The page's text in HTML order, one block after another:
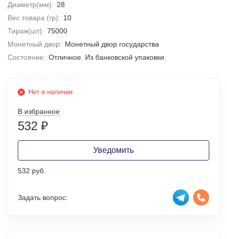
Диаметр(мм): 28
Вес товара (гр): 10
Тираж(шт): 75000
Монетный двор: Монетный двор государства
Состояние: Отличное. Из банковской упаковки
Нет в наличии
В избранное
532 ₽
Уведомить
532 руб.
Задать вопрос: